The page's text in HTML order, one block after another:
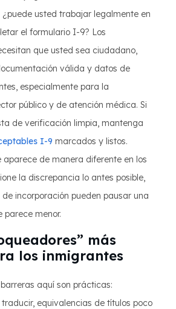
usted trabajar legalmente en
el formulario I-9? Los
que usted sea ciudadano,
válida y datos de
especialmente para la
público y de atención médica. Si
de verificación limpia, mantenga
I-9 marcados y listos.
aparece de manera diferente en los
la discrepancia lo antes posible,
de incorporación pueden pausar una
parece menor.
más
los inmigrantes
aquí son prácticas:
equivalencias de títulos poco